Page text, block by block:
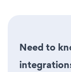
Need to